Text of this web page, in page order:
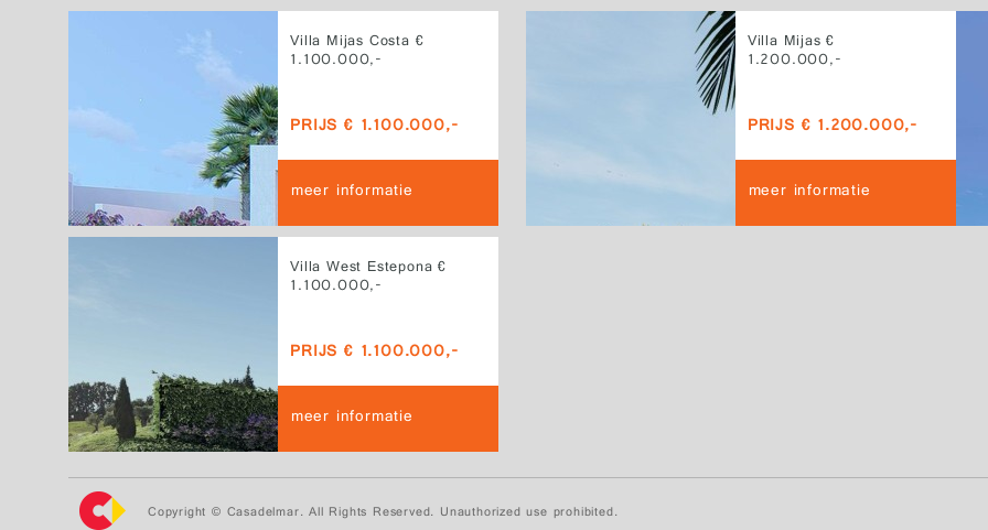
Villa Mijas Costa €
1.100.000,-
PRIJS € 1.100.000,-
meer informatie
Villa Mijas €
1.200.000,-
PRIJS € 1.200.000,-
meer informatie
Villa West Estepona €
1.100.000,-
PRIJS € 1.100.000,-
meer informatie
Copyright © Casadelmar. All Rights Reserved. Unauthorized use prohibited.